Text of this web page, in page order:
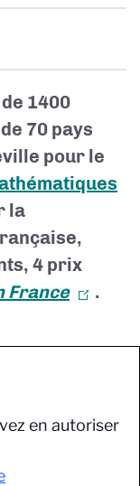
1400
70 pays
pour le
la
4 prix
France .
en autoriser